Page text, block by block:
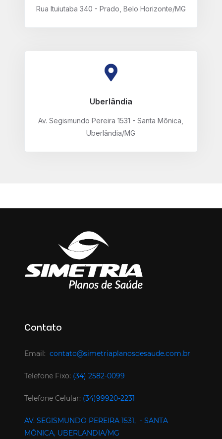
Rua Ituiutaba 340 - Prado, Belo Horizonte/MG
Uberlândia
Av. Segismundo Pereira 1531 - Santa Mônica,
Uberlândia/MG
Contato
Email: contato@simetriaplanosdesaude.com.br
Telefone Fixo: (34) 2582-0099
Telefone Celular: (34)99920-2231
AV. SEGISMUNDO PEREIRA 1531, - SANTA
MÔNICA, UBERLANDIA/MG